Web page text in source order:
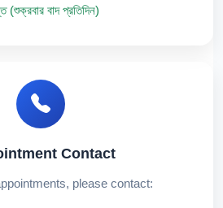
(শুক্রবার বাদ প্রতিদিন)
Contact
please contact: